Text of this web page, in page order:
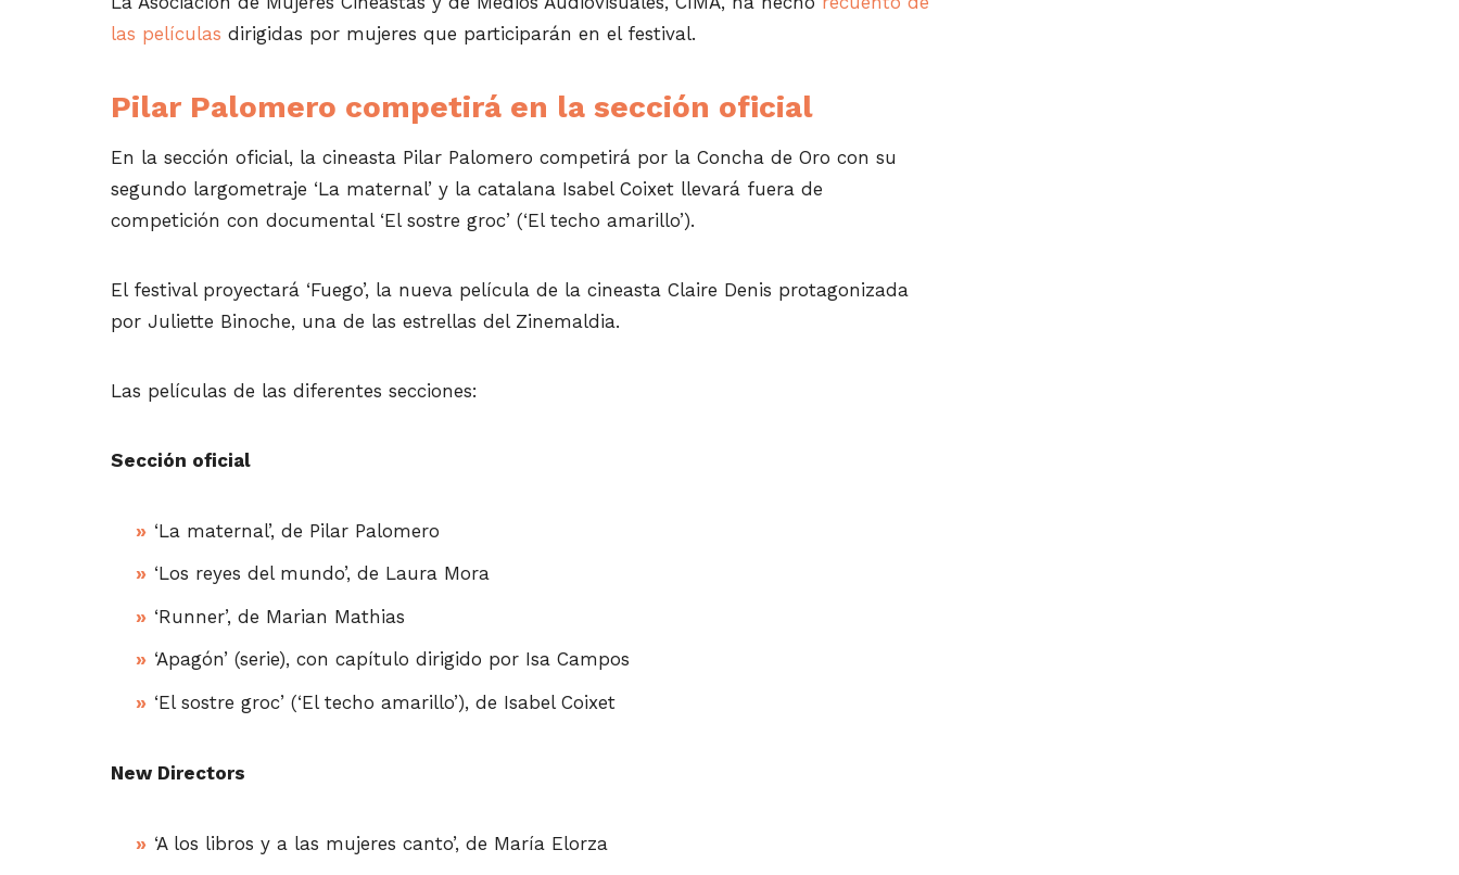
las películas dirigidas por mujeres que participarán en el festival.
Pilar Palomero competirá en la sección oficial
En la sección oficial, la cineasta Pilar Palomero competirá por la Concha de Oro con su
segundo largometraje ‘La maternal’ y la catalana Isabel Coixet llevará fuera de
competición con documental ‘El sostre groc’ (‘El techo amarillo’).
El festival proyectará ‘Fuego’, la nueva película de la cineasta Claire Denis protagonizada
por Juliette Binoche, una de las estrellas del Zinemaldia.
Las películas de las diferentes secciones:
Sección oficial
‘La maternal’, de Pilar Palomero
‘Los reyes del mundo’, de Laura Mora
‘Runner’, de Marian Mathias
‘Apagón’ (serie), con capítulo dirigido por Isa Campos
‘El sostre groc’ (‘El techo amarillo’), de Isabel Coixet
New Directors
‘A los libros y a las mujeres canto’, de María Elorza